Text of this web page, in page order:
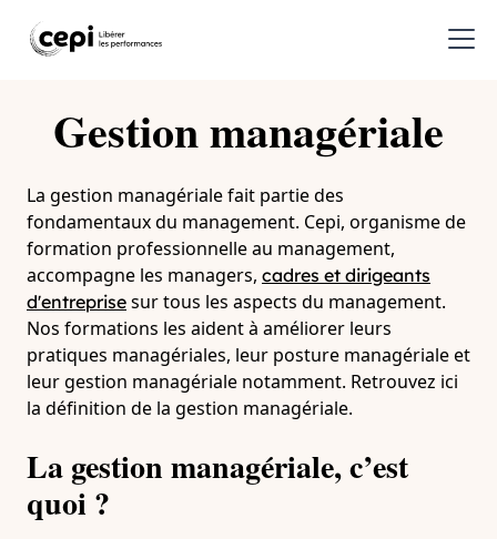
Gestion managériale
La gestion managériale fait partie des
fondamentaux du management. Cepi, organisme de
formation professionnelle au management,
accompagne les managers, cadres et dirigeants
d'entreprise sur tous les aspects du management.
Nos formations les aident à améliorer leurs
pratiques managériales, leur posture managériale et
leur gestion managériale notamment. Retrouvez ici
la définition de la gestion managériale.
La gestion managériale, c’est
quoi ?